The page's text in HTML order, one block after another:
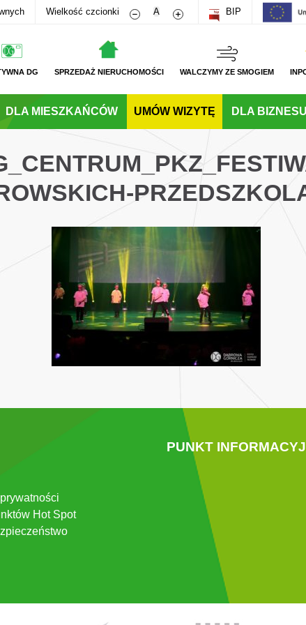
Wielkość czcionki Zmniejsz rozmiar czcionki
A Zwiększ rozmiar czcionki
BIP
DG SPRZEDAŻ NIERUCHOMOŚCI WALCZYMY ZE SMOGIEM
DLA MIESZKAŃCÓW UMÓW WIZYTĘ DLA BIZNESU
Hot Spot
PUNKT